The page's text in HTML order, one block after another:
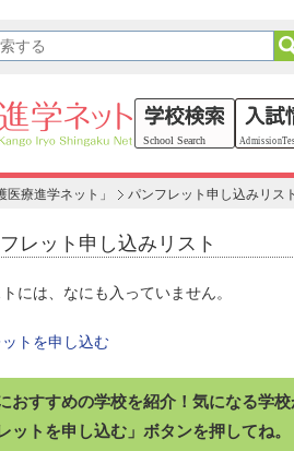
療進学ネット」 パンフレット申し込みリス
レット申し込みリスト
には、なにも入っていません。
トを申し込む
おすすめの学校を紹介！気になる学
ットを申し込む」ボタンを押してね。